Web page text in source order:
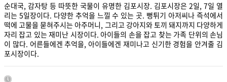
순대국, 감자탕 등 따뜻한 국물이 유명한 김포시장. 김포시장은 2일, 7일 열
리는 5일장이다. 다양한 추억을 느낄 수 있는 곳. 뻥튀기 아저씨나 즉석에서
떡에 고물을 묻혀주시는 아주머니, 그리고 강아지와 토끼 돼지까지 다양하게
자리 잡고 있는 재미난 시장이다. 아이들의 손을 잡고 찾는 가족 단위의 손님
이 많다. 어른들에겐 추억을, 아이들에겐 재미나고 신기한 경험을 안겨줄 김
포시장이다.